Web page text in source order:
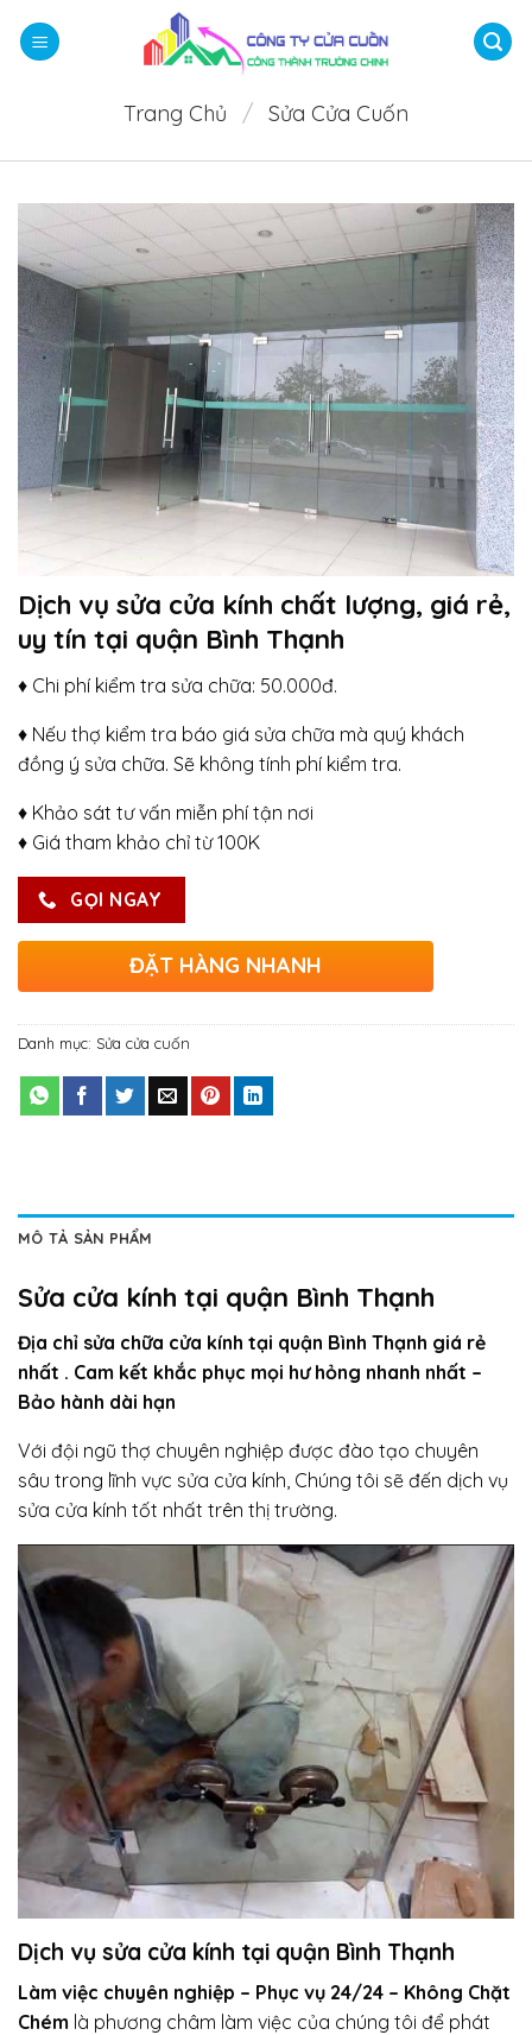
qua
Trang Chủ / Sửa Cửa Cuốn
Dịch vụ sửa cửa kính chất lượng, giá rẻ,
uy tín tại quận Bình Thạnh
♦ Chi phí kiểm tra sửa chữa: 50.000đ.
♦ Nếu thợ kiểm tra báo giá sửa chữa mà quý khách
đồng ý sửa chữa. Sẽ không tính phí kiểm tra.
♦ Khảo sát tư vấn miễn phí tận nơi
♦ Giá tham khảo chỉ từ 100K
GỌI NGAY
ĐẶT HÀNG NHANH
Danh mục: Sửa cửa cuốn
MÔ TẢ SẢN PHẨM
Sửa cửa kính tại quận Bình Thạnh
Địa chỉ sửa chữa cửa kính tại quận Bình Thạnh giá rẻ
nhất . Cam kết khắc phục mọi hư hỏng nhanh nhất –
Bảo hành dài hạn
Với đội ngũ thợ chuyên nghiệp được đào tạo chuyên
sâu trong lĩnh vực sửa cửa kính, Chúng tôi sẽ đến dịch vụ
sửa cửa kính tốt nhất trên thị trường.
Dịch vụ sửa cửa kính tại quận Bình Thạnh
Làm việc chuyên nghiệp – Phục vụ 24/24 – Không Chặt
Chém là phương châm làm việc của chúng tôi để phát